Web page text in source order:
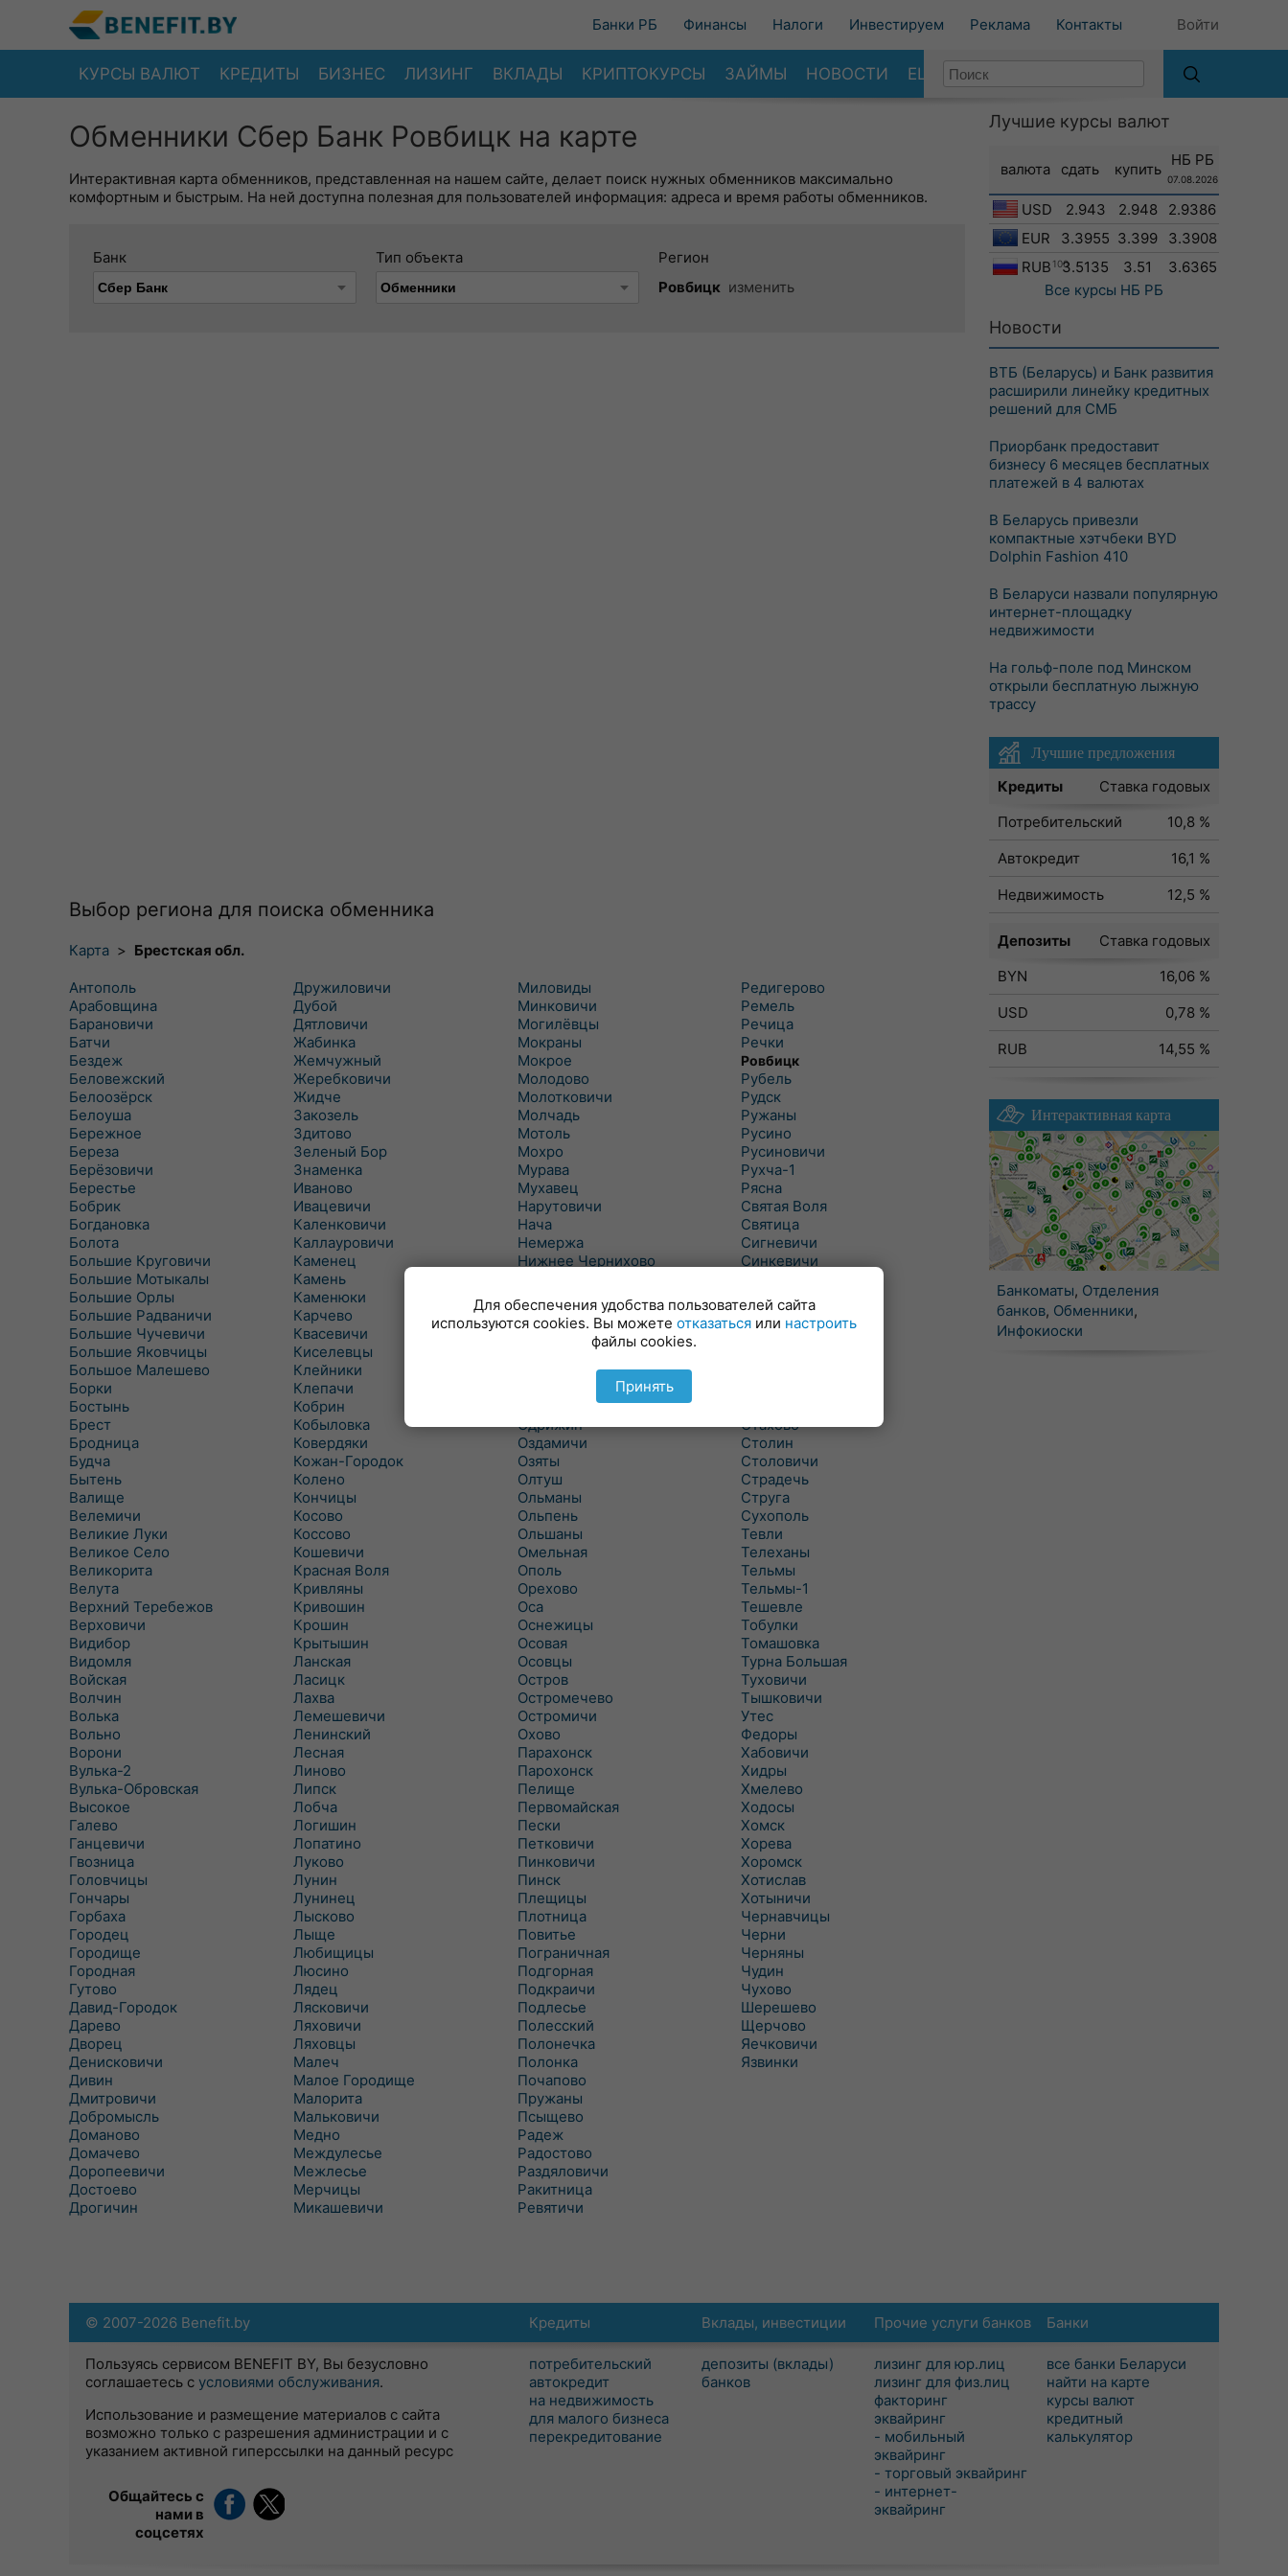
Банки РБ Финансы Налоги Инвестируем Реклама Контакты Войти
КУРСЫ ВАЛЮТ КРЕДИТЫ БИЗНЕС ЛИЗИНГ ВКЛАДЫ КРИПТОКУРСЫ ЗАЙМЫ НОВОСТИ ЕЩЕ
Обменники Сбер Банк Ровбицк на карте
Интерактивная карта обменников, представленная на нашем сайте, делает поиск нужных обменников максимально
комфортным и быстрым. На ней доступна полезная для пользователей информация: адреса и время работы обменников.
Банк Тип объекта
Регион
Ровбицк изменить
Выбор региона для поиска обменника
Карта > Брестская обл.
Антополь
Арабовщина
Барановичи
Батчи
Бездеж
Беловежский
Белоозёрск
Белоуша
Бережное
Береза
Берёзовичи
Берестье
Бобрик
Богдановка
Болота
Большие Круговичи
Большие Мотыкалы
Большие Орлы
Большие Радваничи
Большие Чучевичи
Большие Яковчицы
Большое Малешево
Борки
Бостынь
Брест
Бродница
Будча
Бытень
Валище
Велемичи
Великие Луки
Великое Село
Великорита
Велута
Верхний Теребежов
Верховичи
Видибор
Видомля
Войская
Волчин
Волька
Вольно
Ворони
Вулька-2
Вулька-Обровская
Высокое
Галево
Ганцевичи
Гвозница
Головчицы
Гончары
Горбаха
Городец
Городище
Городная
Гутово
Давид-Городок
Дарево
Дворец
Денисковичи
Дивин
Дмитровичи
Добромысль
Доманово
Домачево
Доропеевичи
Достоево
Дрогичин
Дружиловичи
Дубой
Дятловичи
Жабинка
Жемчужный
Жеребковичи
Жидче
Закозель
Здитово
Зеленый Бор
Знаменка
Иваново
Ивацевичи
Каленковичи
Каллауровичи
Каменец
Камень
Каменюки
Карчево
Квасевичи
Киселевцы
Клейники
Клепачи
Кобрин
Кобыловка
Ковердяки
Кожан-Городок
Колено
Кончицы
Косово
Коссово
Кошевичи
Красная Воля
Кривляны
Кривошин
Крошин
Крытышин
Ланская
Ласицк
Лахва
Лемешевичи
Ленинский
Лесная
Линово
Липск
Лобча
Логишин
Лопатино
Луково
Лунин
Лунинец
Лысково
Лыще
Любищицы
Люсино
Лядец
Лясковичи
Ляховичи
Ляховцы
Малеч
Малое Городище
Малорита
Мальковичи
Медно
Междулесье
Межлесье
Мерчицы
Микашевичи
Миловиды
Минковичи
Могилёвцы
Мокраны
Мокрое
Молодово
Молотковичи
Молчадь
Мотоль
Мохро
Мурава
Мухавец
Нарутовичи
Нача
Немержа
Нижнее Чернихово
Новицковичи
Новоселки
Новые Засимовичи
Новые Лыщицы
Оберовщина
Одрижин
Оздамичи
Озяты
Олтуш
Ольманы
Ольпень
Ольшаны
Омельная
Ополь
Орехово
Оса
Оснежицы
Осовая
Осовцы
Остров
Остромечево
Остромичи
Охово
Парахонск
Парохонск
Пелище
Первомайская
Пески
Петковичи
Пинковичи
Пинск
Плещицы
Плотница
Повитье
Пограничная
Подгорная
Подкраичи
Подлесье
Полесский
Полонечка
Полонка
Почапово
Пружаны
Псыщево
Радеж
Радостово
Раздяловичи
Ракитница
Ревятичи
Редигерово
Ремель
Речица
Речки
Ровбицк
Рубель
Рудск
Ружаны
Русино
Русиновичи
Рухча-1
Рясна
Святая Воля
Святица
Сигневичи
Синкевичи
Снитово
Соколово
Сочивки
Стахово
Столин
Столовичи
Страдечь
Струга
Сухополь
Тевли
Телеханы
Тельмы
Тельмы-1
Тешевле
Тобулки
Томашовка
Турна Большая
Туховичи
Тышковичи
Утес
Федоры
Хабовичи
Хидры
Хмелево
Ходосы
Хомск
Хорева
Хоромск
Хотислав
Хотыничи
Чернавчицы
Черни
Черняны
Чудин
Чухово
Шерешево
Щерчово
Яечковичи
Язвинки
Лучшие курсы валют
валюта сдать купить
НБ РБ
07.08.2026
USD 2.943 2.948
2.9386
EUR
3.3955 3.399
3.3908
RUB 1003.5135 3.51
3.6365
Все курсы НБ РБ
Новости
ВТБ (Беларусь) и Банк развития
расширили линейку кредитных
решений для СМБ
Приорбанк предоставит
бизнесу 6 месяцев бесплатных
платежей в 4 валютах
В Беларусь привезли
компактные хэтчбеки BYD
Dolphin Fashion 410
В Беларуси назвали популярную
интернет-площадку
недвижимости
На гольф-поле под Минском
открыли бесплатную лыжную
трассу
Лучшие предложения
Кредиты
Ставка годовых
Потребительский
10,8 %
Автокредит
16,1 %
Недвижимость
12,5 %
Депозиты
Ставка годовых
BYN
16,06 %
USD
0,78 %
RUB
14,55 %
Интерактивная карта
Банкоматы, Отделения
банков, Обменники,
Инфокиоски
Кредиты
потребительский
автокредит
на недвижимость
для малого бизнеса
перекредитование
Вклады, инвестиции
депозиты (вклады)
банков
Прочие услуги банков
лизинг для юр.лиц
лизинг для физ.лиц
факторинг
эквайринг
- мобильный
эквайринг
- торговый эквайринг
- интернет-
эквайринг
Банки
все банки Беларуси
найти на карте
курсы валют
кредитный
калькулятор
© 2007-2026 Benefit.by
Пользуясь сервисом BENEFIT BY, Вы безусловно
соглашаетесь с условиями обслуживания.
Использование и размещение материалов с сайта
возможно только с разрешения администрации и с
указанием активной гиперссылки на данный ресурс
Общайтесь с
нами в
соцсетях
Для обеспечения удобства пользователей сайта
используются cookies. Вы можете отказаться или настроить
файлы cookies.
Принять